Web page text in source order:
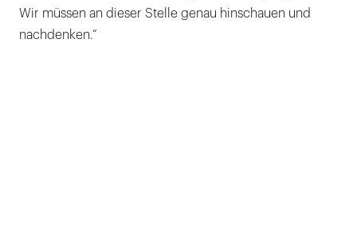
Wir müssen an dieser Stelle genau hinschauen und
nachdenken.“